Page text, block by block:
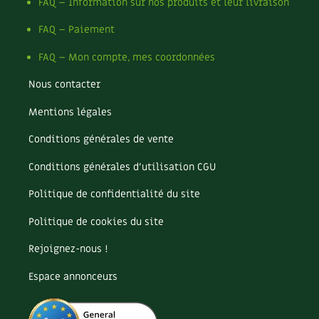
Soins et cosmétiques au naturel
Protéger la nature
Autonomie
Enfants
Les 4 saisons
Archives
FAQ – Paiement
FAQ – Mon compte, mes coordonnées
Nous contacter
Mentions légales
Conditions générales de vente
Conditions générales d’utilisation CGU
Politique de confidentialité du site
Politique de cookies du site
Rejoignez-nous !
Espace annonceurs